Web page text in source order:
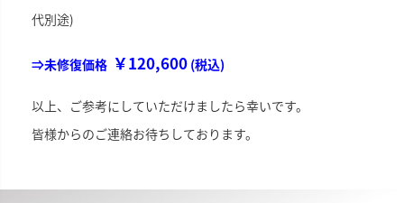
代別途)
⇒未修復価格 ￥120,600 (税込)
以上、ご参考にしていただけましたら幸いです。
皆様からのご連絡お待ちしております。